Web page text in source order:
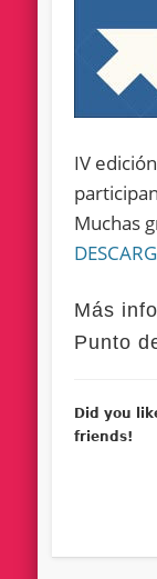
IV
Muchas
Más
Punto
Did you
friends!